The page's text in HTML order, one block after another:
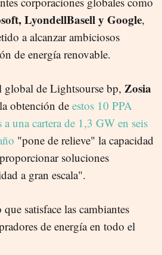
LyondellBasell y Google,
a alcanzar ambiciosos
de energía renovable.
global de Lightsourse bp, Zosia
obtención de estos 10 PPA
una cartera de 1,3 GW en seis
"pone de relieve" la capacidad
soluciones
a gran escala".
satisface las cambiantes
de energía en todo el